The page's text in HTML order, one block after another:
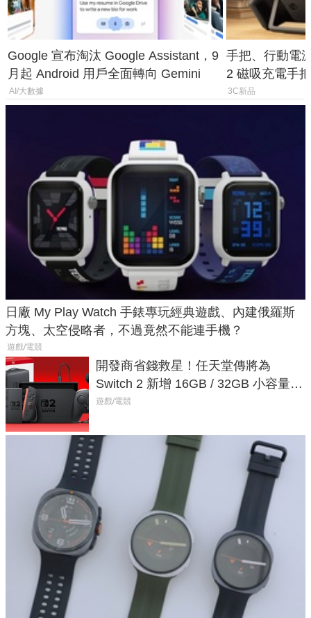
Google 宣布淘汰 Google Assistant，9
月起 Android 用戶全面轉向 Gemini
AI/大數據
手把、行動電
2 磁吸充電手
倍
3C新品
日廠 My Play Watch 手錶專玩經典遊戲、內建俄羅斯
方塊、太空侵略者，不過竟然不能連手機？
遊戲/電競
開發商省錢救星！任天堂傳將為
Switch 2 新增 16GB / 32GB 小容量遊
戲卡的選擇
遊戲/電競